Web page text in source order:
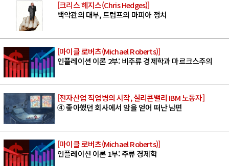
[크리스 헤지스(Chris Hedges)]
백악관의 대부, 트럼프의 마피아 정치
[마이클 로버츠(Michael Roberts)]
인플레이션 이론 2부: 비주류 경제학과 마르크스주의
[전자산업 직업병의 시작, 실리콘밸리 IBM 노동자]
④ 좋아했던 회사에서 암을 얻어 떠난 남편
[마이클 로버츠(Michael Roberts)]
인플레이션 이론 1부: 주류 경제학